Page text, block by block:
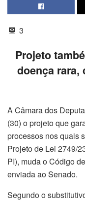
3
Projeto
doença rara,
A Câmara dos
(30) o projeto que
processos nos quais
Projeto de Lei 2749/
PI), muda o Código
enviada ao Senado.
Segundo o